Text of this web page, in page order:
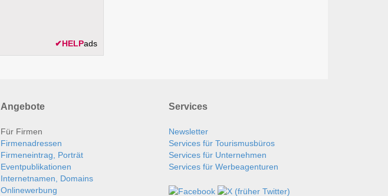
✔HELPads
Angebote
Für Firmen
Firmenadressen
Firmeneintrag, Porträt
Eventpublikationen
Internetnamen, Domains
Onlinewerbung
Services
Newsletter
Services für Tourismusbüros
Services für Unternehmen
Services für Werbeagenturen